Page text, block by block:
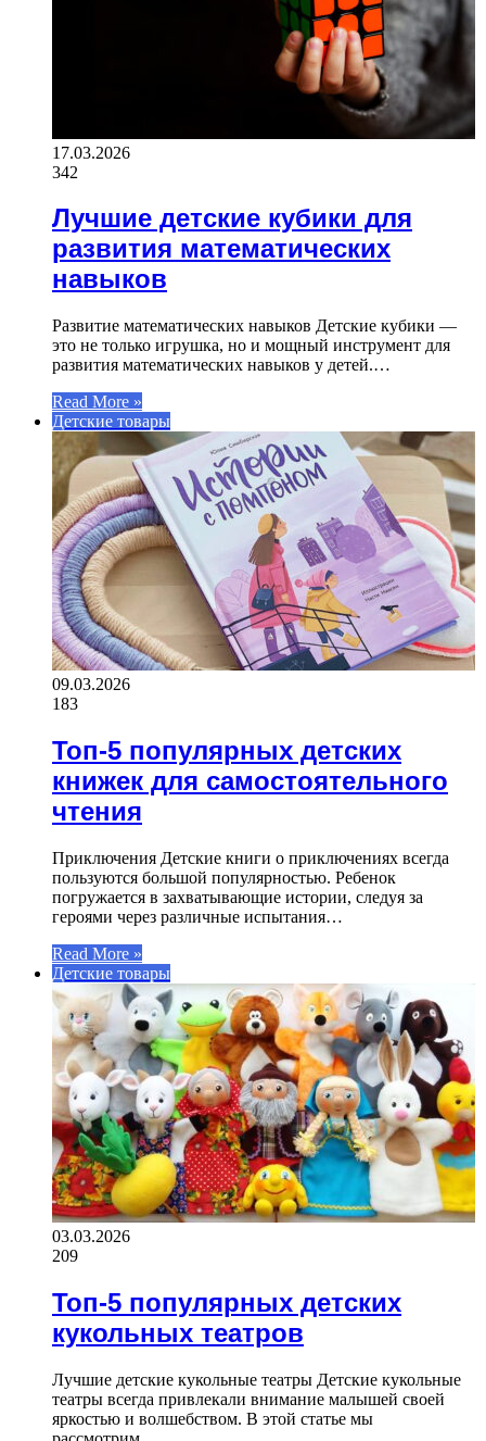
17.03.2026
342
Лучшие детские кубики для
развития математических
навыков
Развитие математических навыков Детские кубики —
это не только игрушка, но и мощный инструмент для
развития математических навыков у детей.…
Read More »
Детские товары
09.03.2026
183
Топ-5 популярных детских
книжек для самостоятельного
чтения
Приключения Детские книги о приключениях всегда
пользуются большой популярностью. Ребенок
погружается в захватывающие истории, следуя за
героями через различные испытания…
Read More »
Детские товары
03.03.2026
209
Топ-5 популярных детских
кукольных театров
Лучшие детские кукольные театры Детские кукольные
театры всегда привлекали внимание малышей своей
яркостью и волшебством. В этой статье мы